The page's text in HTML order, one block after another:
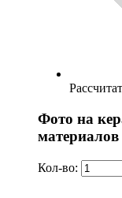
Фото на
материалов
Кол-во: